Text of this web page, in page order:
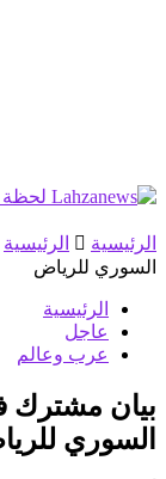
الرئيسية الرئيسية
السوري للرياض
الرئيسية
عاجل
عرب وعالم
بيان مشترك
السوري